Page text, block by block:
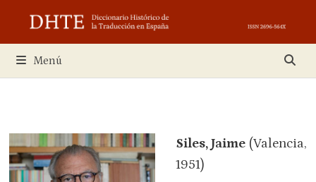
contenido
Menú
Siles, Jaime (Valencia,
1951)